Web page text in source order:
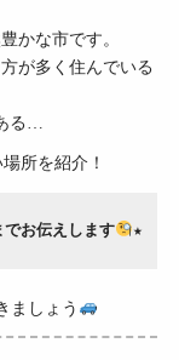
かな市です。
が多く住んでいる
る…
所を紹介！
でお伝えします ★
ましょう